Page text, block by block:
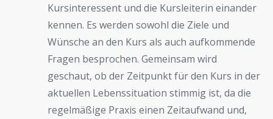
Kursinteressent und die Kursleiterin einander
kennen. Es werden sowohl die Ziele und
Wünsche an den Kurs als auch aufkommende
Fragen besprochen. Gemeinsam wird
geschaut, ob der Zeitpunkt für den Kurs in der
aktuellen Lebenssituation stimmig ist, da die
regelmäßige Praxis einen Zeitaufwand und,